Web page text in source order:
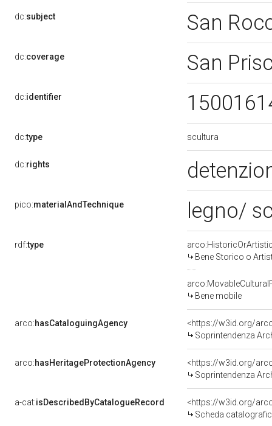
dc:subject San
dc:coverage San
dc:identifier
dc:type scultura
dc:rights
pico:materialAndTechnique legno/
rdf:type
Bene Storico o
Bene mobile
arco:hasCataloguingAgency
<https://w3id.org/
Soprintendenza
arco:hasHeritageProtectionAgency
<https://w3id.org/
Soprintendenza
a-cat:isDescribedByCatalogueRecord
<https://w3id.org/
Scheda